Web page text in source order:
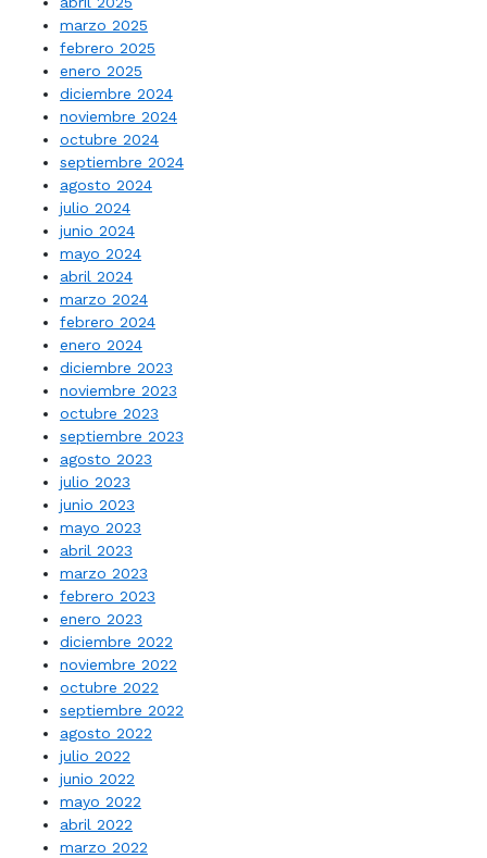
marzo 2025
febrero 2025
enero 2025
diciembre 2024
noviembre 2024
octubre 2024
septiembre 2024
agosto 2024
julio 2024
junio 2024
mayo 2024
abril 2024
marzo 2024
febrero 2024
enero 2024
diciembre 2023
noviembre 2023
octubre 2023
septiembre 2023
agosto 2023
julio 2023
junio 2023
mayo 2023
abril 2023
marzo 2023
febrero 2023
enero 2023
diciembre 2022
noviembre 2022
octubre 2022
septiembre 2022
agosto 2022
julio 2022
junio 2022
mayo 2022
abril 2022
marzo 2022